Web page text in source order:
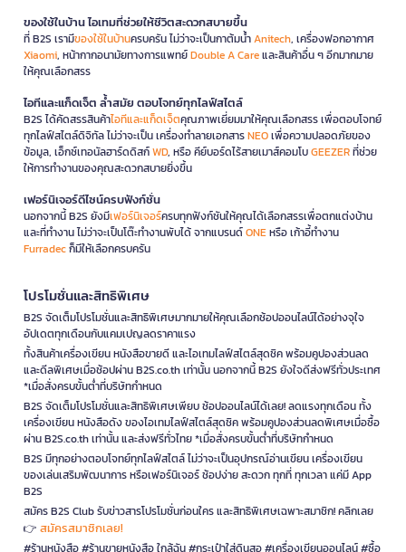
ของใช้ในบ้าน ไอเทมที่ช่วยให้ชีวิตสะดวกสบายขึ้น
ที่ B2S เรามีของใช้ในบ้านครบครัน ไม่ว่าจะเป็นกาต้มน้ำAnitech, เครื่องฟอกอากาศ
Xiaomi, หน้ากากอนามัยทางการแพทย์Double A Careและสินค้าอื่น ๆ อีกมากมาย
ให้คุณเลือกสรร
ไอทีและแก็ดเจ็ต ล้ำสมัย ตอบโจทย์ทุกไลฟ์สไตล์
B2S ได้คัดสรรสินค้าไอทีและแก็ดเจ็ตคุณภาพเยี่ยมมาให้คุณเลือกสรร เพื่อตอบโจทย์
ทุกไลฟ์สไตล์ดิจิทัล ไม่ว่าจะเป็น เครื่องทำลายเอกสารNEOเพื่อความปลอดภัยของ
ข้อมูล, เอ็กซ์เทอนัลฮาร์ดดิสก์WD, หรือ คีย์บอร์ดไร้สายเมาส์คอมโบGEEZERที่ช่วย
ให้การทำงานของคุณสะดวกสบายยิ่งขึ้น
เฟอร์นิเจอร์ดีไซน์ครบฟังก์ชั่น
นอกจากนี้ B2S ยังมีเฟอร์นิเจอร์ครบทุกฟังก์ชันให้คุณได้เลือกสรรเพื่อตกแต่งบ้าน
และที่ทำงาน ไม่ว่าจะเป็นโต๊ะทำงานพับได้ จากแบรนด์ONEหรือ เก้าอี้ทำงาน
Furradecก็มีให้เลือกครบครัน
โปรโมชั่นและสิทธิพิเศษ
B2S จัดเต็มโปรโมชั่นและสิทธิพิเศษมากมายให้คุณเลือกช้อปออนไลน์ได้อย่างจุใจ
อัปเดตทุกเดือนกับแคมเปญลดราคาแรง
ทั้งสินค้าเครื่องเขียน หนังสือขายดี และไอเทมไลฟ์สไตล์สุดชิค พร้อมคูปองส่วนลด
และดีลพิเศษเมื่อช้อปผ่าน B2S.co.th เท่านั้น นอกจากนี้ B2S ยังใจดีส่งฟรีทั่วประเทศ
*เมื่อสั่งครบขั้นต่ำที่บริษัทกำหนด
B2S จัดเต็มโปรโมชั่นและสิทธิพิเศษเพียบ ช้อปออนไลน์ได้เลย! ลดแรงทุกเดือน ทั้ง
เครื่องเขียน หนังสือดัง ของไอเทมไลฟ์สไตล์สุดชิค พร้อมคูปองส่วนลดพิเศษเมื่อซื้อ
ผ่าน B2S.co.th เท่านั้น และส่งฟรีทั่วไทย *เมื่อสั่งครบขั้นต่ำที่บริษัทกำหนด
B2S มีทุกอย่างตอบโจทย์ทุกไลฟ์สไตล์ ไม่ว่าจะเป็นอุปกรณ์อ่านเขียน เครื่องเขียน
ของเล่นเสริมพัฒนาการ หรือเฟอร์นิเจอร์ ช้อปง่าย สะดวก ทุกที่ ทุกเวลา แค่มี App
B2S
สมัคร B2S Club รับข่าวสารโปรโมชั่นก่อนใคร และสิทธิพิเศษเฉพาะสมาชิก! คลิกเลย
👉 สมัครสมาชิกเลย!
#ร้านหนังสือ #ร้านขายหนังสือ ใกล้ฉัน #กระเป๋าใส่ดินสอ #เครื่องเขียนออนไลน์ #ซื้อ